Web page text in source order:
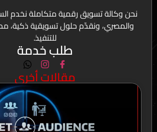
نحن وكالة تسويق رقمية متكاملة نخدم
والمصري، ونقدّم حلول تسويقية ذكية،
للتنفيذ.
طلب خدمة
مقالات أخري